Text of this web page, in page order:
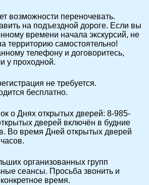
возможности переночевать.
на подъездной дороге. Если вы
времени начала экскурсий, не
территорию самостоятельно!
телефону и договоритесь,
у проходной.
не требуется.
бесплатно.
о Днях открытых дверей: 8-985-
дверей включён в будние
Во время Дней открытых дверей
организованных групп
сеансы. Просьба звонить и
время.